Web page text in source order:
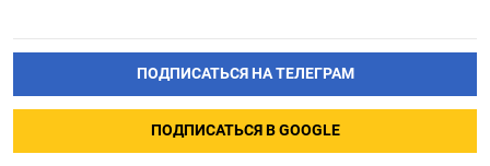
ПОДПИСАТЬСЯ НА ТЕЛЕГРАМ
ПОДПИСАТЬСЯ В GOOGLE